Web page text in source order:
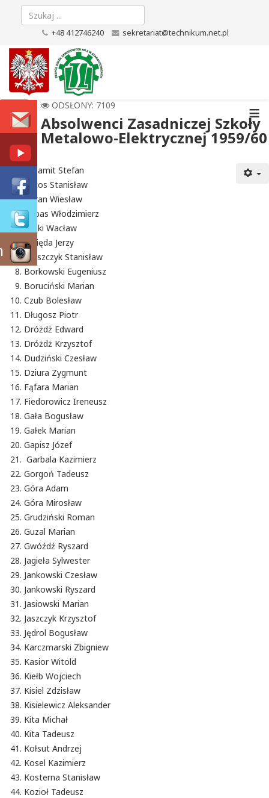
+48 412746240 sekretariat@technikum.net.pl
≡
ODSŁONY: 7109
Absolwenci Zasadniczej Szkoły
Metalowo-Elektrycznej 1959/60
Aksamit Stefan
Antos Stanisław
Baran Wiesław
Bębas Włodzimierz
Bilski Wacław
Binięda Jerzy
Błaszczyk Stanisław
Borkowski Eugeniusz
Boruciński Marian
Czub Bolesław
Długosz Piotr
Dróżdż Edward
Dróżdż Krzysztof
Dudziński Czesław
Dziura Zygmunt
Fąfara Marian
Fiedorowicz Ireneusz
Gała Bogusław
Gałek Marian
Gapisz Józef
Garbala Kazimierz
Gorgoń Tadeusz
Góra Adam
Góra Mirosław
Grudziński Roman
Guzal Marian
Gwóźdź Ryszard
Jagieła Sylwester
Jankowski Czesław
Jankowski Ryszard
Jasiowski Marian
Jaszczyk Krzysztof
Jędrol Bogusław
Karczmarski Zbigniew
Kasior Witold
Kiełb Wojciech
Kisiel Zdzisław
Kisielewicz Aleksander
Kita Michał
Kita Tadeusz
Kołsut Andrzej
Kosel Kazimierz
Kosterna Stanisław
Kozioł Tadeusz